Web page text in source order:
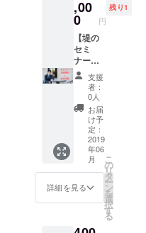
版後の
郵送と
なりま
す。
（送料
込み）
りかか
る費用
は支援
者様の
ご負担
でお願
い致し
ます。
WordPr
essブロ
グ制作
です。
3種類の
イメー
ジパ
ターン
（テン
プレー
ト）か
らお好
きなも
のを選
択して
頂き、
こちら
で制作
致しま
作に加
,00
0 円
残り1
【堤の
セミ
ナー
（講演
会）を
主催す
る権利
＋本100
冊】
SNS・
WordPr
essセミ
ナー、
講演会
を主催
する権
す。セ
支援
者：
0人
お届
け予
定：
2019
年06
月
詳細を見る
こ
の
リ
タ
ー
ン
を
選
択
す
る